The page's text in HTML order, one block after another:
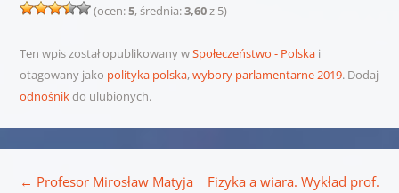
(ocen:5, średnia:3,60z 5)
Ten wpis został opublikowany wSpołeczeństwo - Polskai
otagowany jako polityka polska,wybory parlamentarne 2019. Dodaj
odnośnikdo ulubionych.
← Profesor Mirosław Matyja
Fizyka a wiara. Wykład prof.